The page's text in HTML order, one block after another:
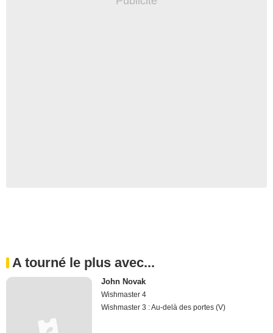
A tourné le plus avec...
John Novak
Wishmaster 4
Wishmaster 3 : Au-delà des portes (V)